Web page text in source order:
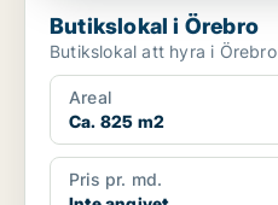
Butikslokal i Örebro
Butikslokal att hyra i Örebro
Areal
Ca. 825 m2
Pris pr. md.